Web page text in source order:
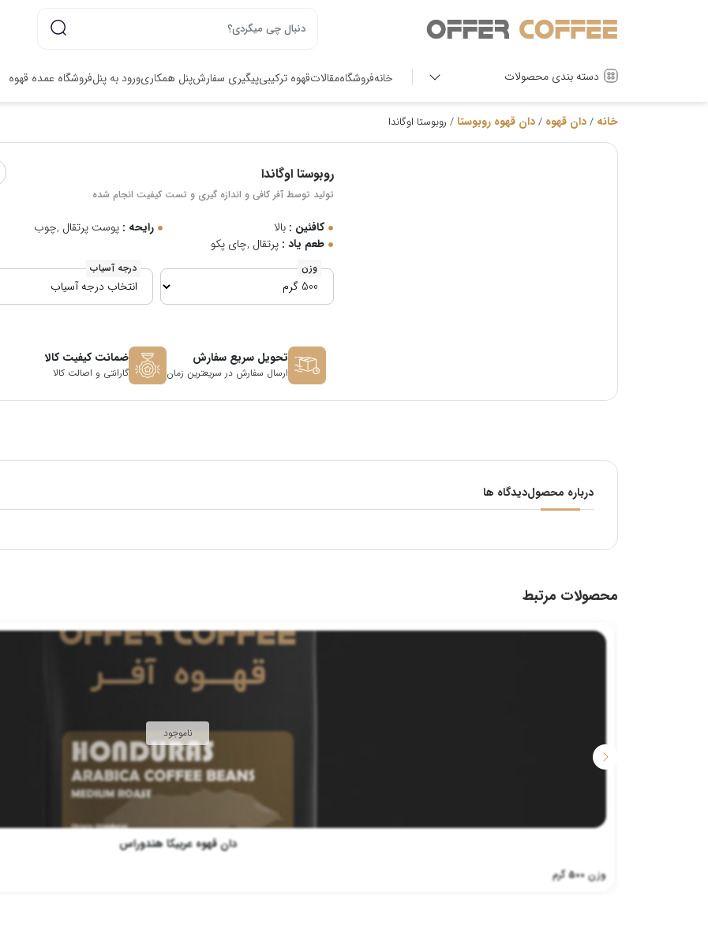
دسته بندی محصولات خانهفروشگاهمقالاتقهوه ترکیبیپیگیری سفارشپنل همکاریورود به پنلفروشگاه عمده قهوه
خانه /دان قهوه /دان قهوه روبوستا / روبوستا اوگاندا
روبوستا اوگاندا
تولید توسط آفر کافی و اندازه گیری و تست کیفیت انجام شده
کافئین : بالا رایحه : پوست پرتقال ,چوب
طعم یاد : پرتقال ,چای پکو
وزن درجه آسیاب
تحویل سریع سفارش
ارسال سفارش در سریعترین زمان
ضمانت کیفیت کالا
گارانتی و اصالت کالا
درباره محصولدیدگاه ها
محصولات مرتبط
دان قهوه عربیکا هندوراس
وزن500گرم